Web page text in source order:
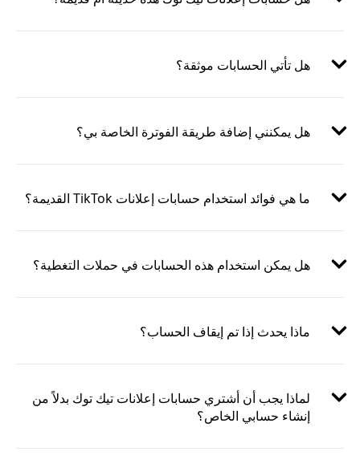
هل تأتي الحسابات موثقة؟
هل يمكنني إضافة طريقة الفوترة الخاصة بي؟
ما هي فوائد استخدام حسابات إعلانات TikTok القديمة؟
هل يمكن استخدام هذه الحسابات في حملات التغطية؟
ماذا يحدث إذا تم إيقاف الحساب؟
لماذا يجب أن أشتري حسابات إعلانات تيك توك بدلاً من
إنشاء حسابي الخاص؟